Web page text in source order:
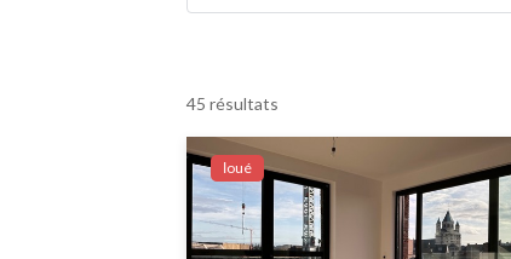
45 résultats
Ιoué